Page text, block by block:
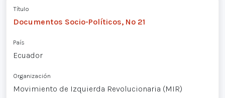
Título
Documentos Socio-Políticos, Nº 21
País
Ecuador
Organización
Movimiento de Izquierda Revolucionaria (MIR)